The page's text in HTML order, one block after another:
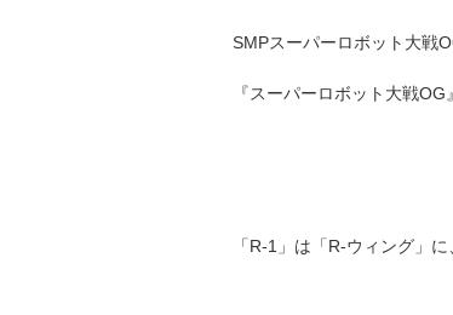
SMPスーパーロボット大戦
『スーパーロボット大戦
「R-1」は「R-ウィング」